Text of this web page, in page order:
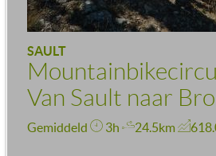
SAULT
Van Sault naar
Gemiddeld 3h 24.5km